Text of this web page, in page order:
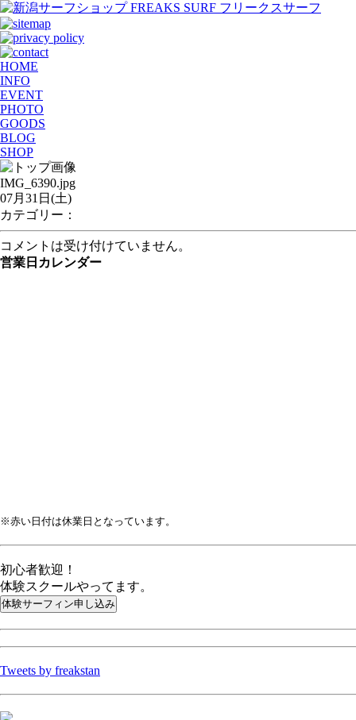
HOME
INFO
EVENT
PHOTO
GOODS
BLOG
SHOP
IMG_6390.jpg
07月31日(土)
カテゴリー：
コメントは受け付けていません。
営業日カレンダー
※赤い日付は休業日となっています。
初心者歓迎！
体験スクールやってます。
Tweets by freakstan